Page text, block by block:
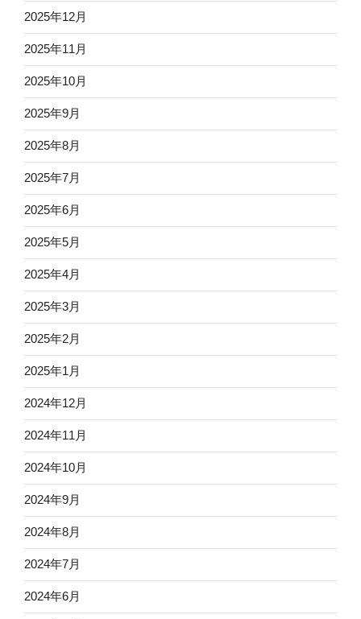
2025年12月
2025年11月
2025年10月
2025年9月
2025年8月
2025年7月
2025年6月
2025年5月
2025年4月
2025年3月
2025年2月
2025年1月
2024年12月
2024年11月
2024年10月
2024年9月
2024年8月
2024年7月
2024年6月